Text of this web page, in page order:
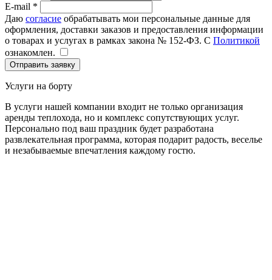
E-mail *
Даю согласие обрабатывать мои персональные данные для
оформления, доставки заказов и предоставления информации
о товарах и услугах в рамках закона № 152-ФЗ. С Политикой
ознакомлен.
Услуги на борту
В услуги нашей компании входит не только организация
аренды теплохода, но и комплекс сопутствующих услуг.
Персонально под ваш праздник будет разработана
развлекательная программа, которая подарит радость, веселье
и незабываемые впечатления каждому гостю.